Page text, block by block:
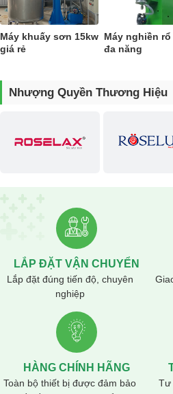
Máy khuấy sơn 15kw
giá rẻ
Máy nghiền
đa năng
Nhượng Quyền Thương Hiệu
LẮP ĐẶT VẬN CHUYỂN
Lắp đặt đúng tiến độ, chuyên
nghiệp
HÀNG CHÍNH HÃNG
Toàn bộ thiết bị được đảm bảo
Tư